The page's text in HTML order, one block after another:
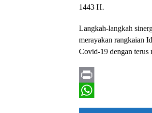
1443 H.
Langkah-langkah
merayakan rangkaian
Covid-19 dengan terus
P